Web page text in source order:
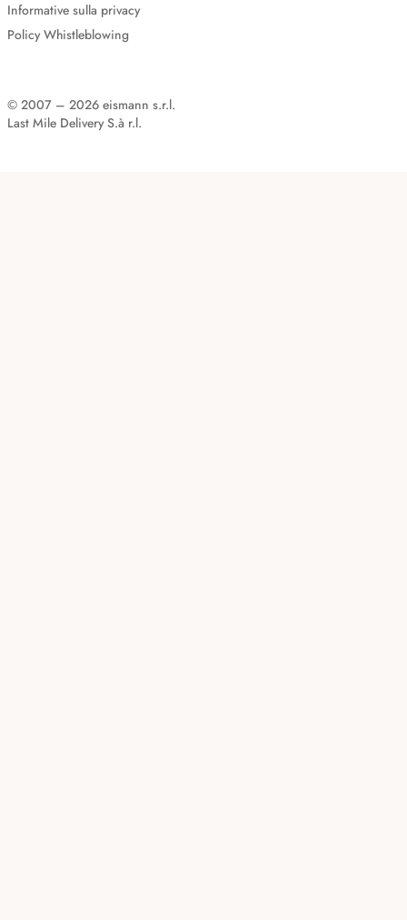
Informative sulla privacy
Policy Whistleblowing
© 2007 – 2026 eismann s.r.l.
Last Mile Delivery S.à r.l.